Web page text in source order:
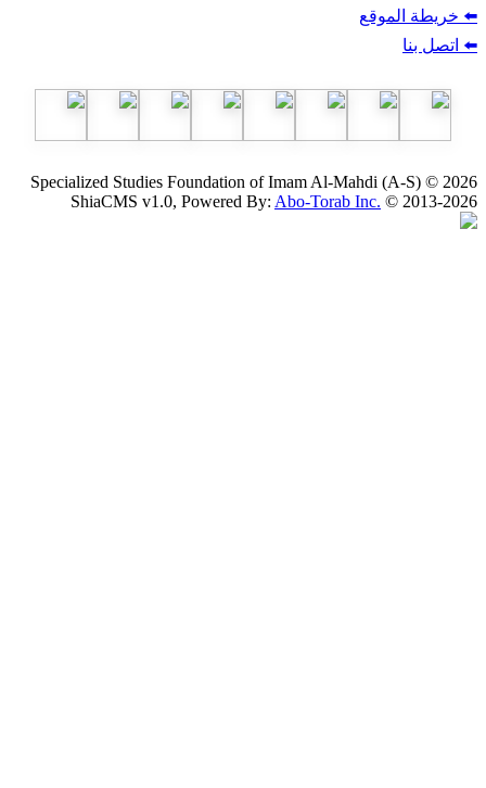
Specialized Studies Foundation of Imam Al-
ShiaCMS v1.0, Powered By:Abo-Torab Inc.